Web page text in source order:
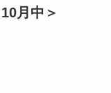
月中＞